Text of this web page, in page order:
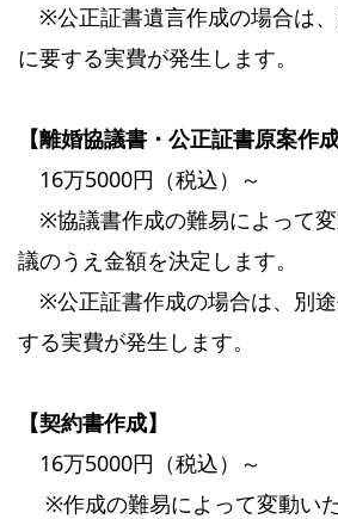
※公正証書遺言作成の場合は
に要する実費が発生します。
【離婚協議書・公正証書原案作成
16万5000円（税込）～
※協議書作成の難易によって
議のうえ金額を決定します。
※公正証書作成の場合は、別
する実費が発生します。
【契約書作成】
16万5000円（税込）～
※作成の難易によって変動い